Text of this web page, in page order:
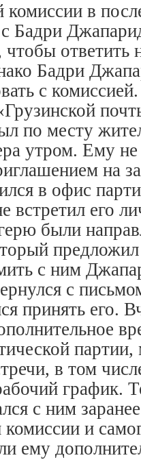
в
Бадри
чтобы
Бадри
с
по месту
утром. Ему
на
в офис
встретил его
были
с ним
с
принять его.
партии,
в том
график.
с ним
и
ему